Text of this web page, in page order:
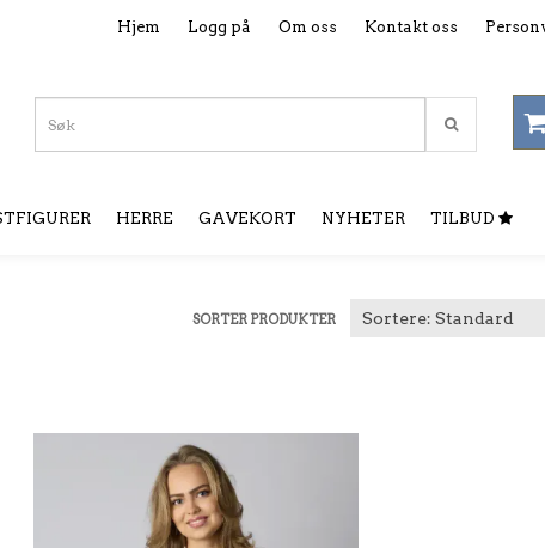
Hjem Logg på Om oss Kontakt oss
HERRE GAVEKORT NYHETER TILBUD
SORTER PRODUKTER